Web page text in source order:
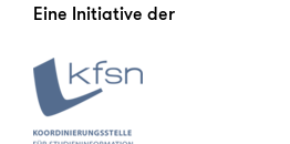
Eine Initiative der